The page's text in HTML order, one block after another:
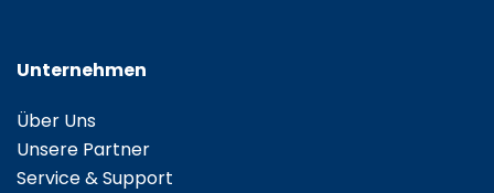
Unternehmen
Über Uns
Unsere Partner
Service & Support